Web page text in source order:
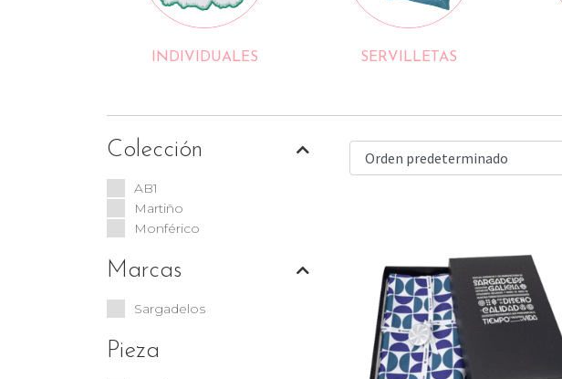
INDIVIDUALES SERVILLETAS
Colección
AB1
Martiño
Monférico
Marcas
Sargadelos
Pieza